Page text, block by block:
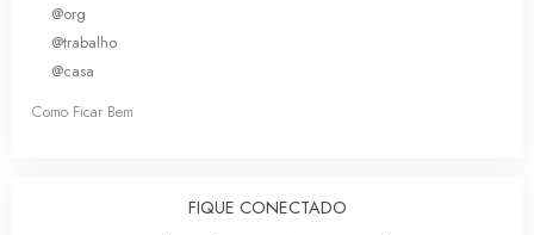
@org
@trabalho
@casa
Como Ficar Bem
FIQUE CONECTADO